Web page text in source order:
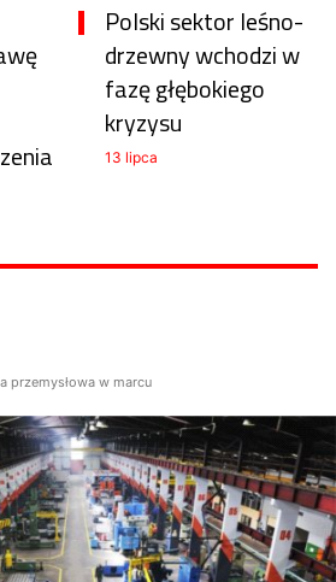
Polski sektor leśno-
drzewny wchodzi w
fazę głębokiego
kryzysu
13 lipca
przemysłowa w marcu